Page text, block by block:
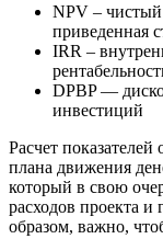
NPV – чистый
приведенная
IRR –
DPBP —
инвестиций
Расчет
плана движения
который в свою
расходов проекта
образом, важно,